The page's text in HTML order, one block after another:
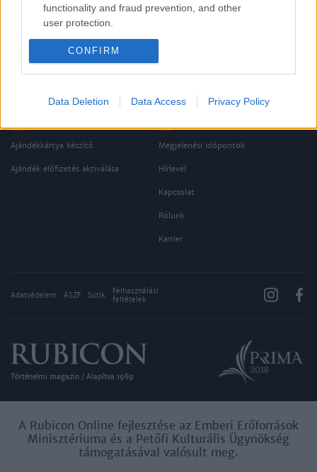
functionality and fraud prevention, and other
user protection.
CONFIRM
Data Deletion Data Access Privacy Policy
Rubicon Mesterkurzus
Rubicon Próba
Rubicon Intézet
Tananyagok
Aktuális lapszám
Ajándékkártya készítő
Ajándék előfizetés aktiválása
Megjelenési időpontok
Hírlevél
Kapcsolat
Rólunk
Karrier
Adatvédelem ÁSZF Sütik
Felhasználási
feltételek
Történelmi magazin / Alapítva 1989
A Rubicon Online fejlesztése az Emberi Erőforrások
Minisztériuma és a Petőfi Kulturális Ügynökség
támogatásával valósult meg.